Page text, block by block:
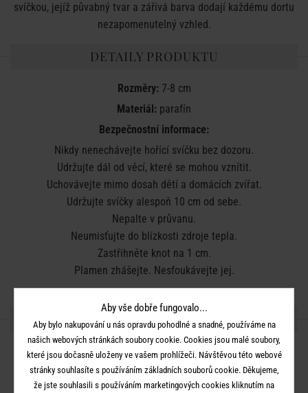
svíčkou, jejíž půvabný tvar a zářivá barva dodají každému dortu
nezapomenutelný vzhled.
DETAILY PRODUKTU
Rozměry:7-8 cm
Materiál: parafín
Bezpečnostní informace:
Nikdy nenechávejte hořící svíčku bez dozoru.
Udržujte dál od věcí, které se mohou vznítit.
Uchovávejte mimo dosah dětí a domácích zvířat.
Udržujte svíčky alespoň 10 cm od sebe.
Nepalte v průvanu.
Neumisťujte do blízkosti zdroje tepla.
Zastřihněte knot na 1 cm.
Plamen zhášejte. Nesfoukávejte jej.
SDÍLEJTE S PŘÁTELI
Aby vše dobře fungovalo...
Aby bylo nakupování u nás opravdu pohodlné a snadné, používáme na
našich webových stránkách soubory cookie. Cookies jsou malé soubory,
které jsou dočasně uloženy ve vašem prohlížeči. Návštěvou této webové
stránky souhlasíte s používáním základních souborů cookie. Děkujeme,
že jste souhlasili s používáním marketingových cookies kliknutím na